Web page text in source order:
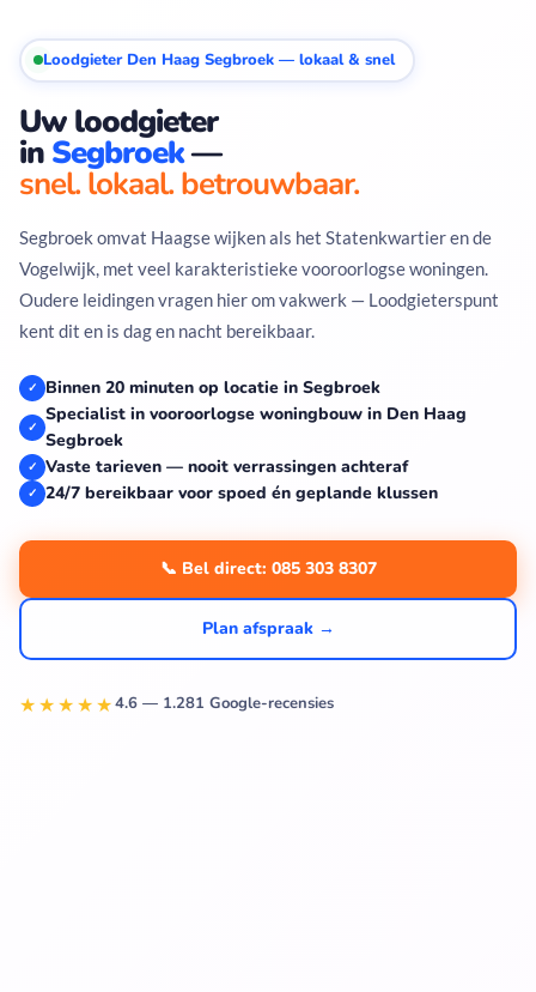
Loodgieter Den Haag Segbroek — lokaal & snel
Uw loodgieter
in Segbroek—
snel. lokaal. betrouwbaar.
Segbroek omvat Haagse wijken als het Statenkwartier en de
Vogelwijk, met veel karakteristieke vooroorlogse woningen.
Oudere leidingen vragen hier om vakwerk — Loodgieterspunt
kent dit en is dag en nacht bereikbaar.
✓ Binnen 20 minuten op locatie in Segbroek
✓
Specialist in vooroorlogse woningbouw in Den Haag
Segbroek
✓ Vaste tarieven — nooit verrassingen achteraf
✓ 24/7 bereikbaar voor spoed én geplande klussen
📞 Bel direct: 085 303 8307
Plan afspraak →
★★★★★4.6 — 1.281 Google-recensies